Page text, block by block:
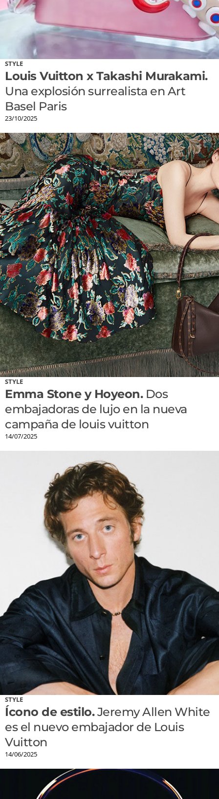
STYLE
Louis Vuitton x Takashi Murakami.
Una explosión surrealista en Art
Basel Paris
23/10/2025
STYLE
Emma Stone y Hoyeon.Dos
embajadoras de lujo en la nueva
campaña de louis vuitton
14/07/2025
STYLE
Ícono de estilo.Jeremy Allen White
es el nuevo embajador de Louis
Vuitton
14/06/2025